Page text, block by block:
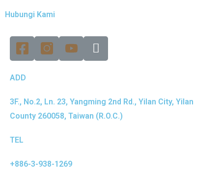
Hubungi Kami
ADD
3F., No.2, Ln. 23, Yangming 2nd Rd., Yilan City, Yilan
County 260058, Taiwan (R.O.C.)
TEL
+886-3-938-1269